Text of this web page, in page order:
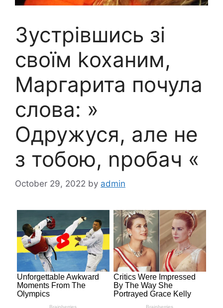
Зустрівшись зі
своїм kоханим,
Маргарита почула
слова: »
Одружуся, але не
з тобою, nробач «
October 29, 2022 by admin